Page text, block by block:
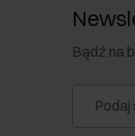
Bądź na